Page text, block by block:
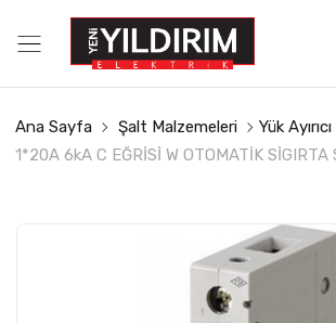
Ana Sayfa Şalt Malzemeleri
Yük Ayırıcı
1*20A 6kA C EĞRİSİ W OTOMATİK SİGIRTA